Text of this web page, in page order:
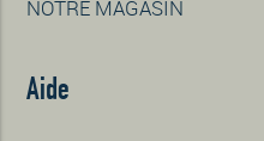
NOTRE MAGASIN
Aide